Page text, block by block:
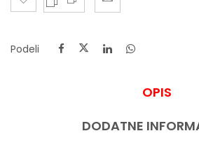
Podeli
OPIS
DODATNE